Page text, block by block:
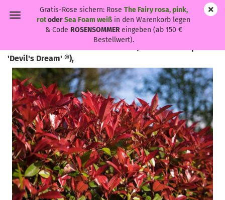
Gratis-Rose sichern: Rose The Fairy rosa, pink,
rotoderSea Foam weißin den Warenkorb legen
& Code ROSENSOMMEReingeben (ab 150 €
Bestellwert).
'Devil's Dream' ®),